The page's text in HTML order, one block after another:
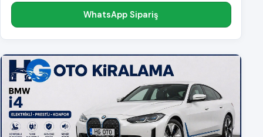
WhatsApp Sipariş